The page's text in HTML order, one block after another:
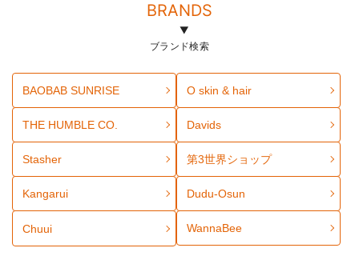
BRANDS
ブランド検索
BAOBAB SUNRISE O skin & hair
THE HUMBLE CO. Davids
Stasher 第3世界ショップ
Kangarui Dudu-Osun
Chuui WannaBee